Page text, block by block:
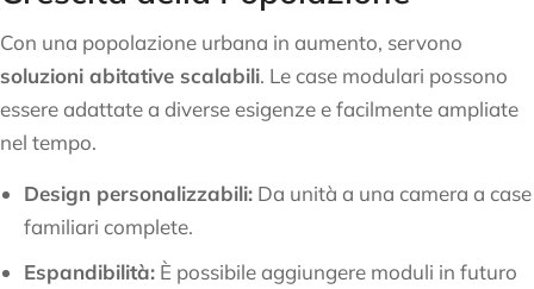
Con una popolazione urbana in aumento, servono
soluzioni abitative scalabili. Le case modulari possono
essere adattate a diverse esigenze e facilmente ampliate
nel tempo.
Design personalizzabili: Da unità a una camera a case
familiari complete.
Espandibilità: È possibile aggiungere moduli in futuro